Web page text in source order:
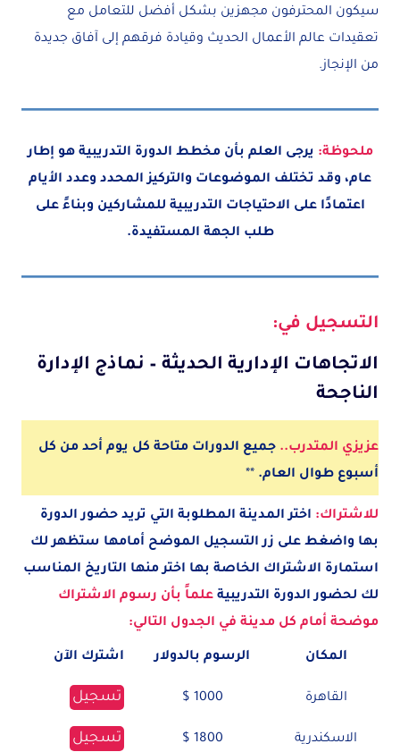
سيكون المحترفون مجهزين بشكل أفضل للتعامل مع
تعقيدات عالم الأعمال الحديث وقيادة فرقهم إلى آفاق جديدة
من الإنجاز.
ملحوظة: يرجى العلم بأن مخطط الدورة التدريبية هو إطار
عام، وقد تختلف الموضوعات والتركيز المحدد وعدد الأيام
اعتمادًا على الاحتياجات التدريبية للمشاركين وبناءً على
طلب الجهة المستفيدة.
التسجيل في:
الاتجاهات الإدارية الحديثة – نماذج الإدارة
الناجحة
عزيزي المتدرب.. جميع الدورات متاحة كل يوم أحد من كل
أسبوع طوال العام. **
للاشتراك: اختر المدينة المطلوبة التي تريد حضور الدورة
بها واضغط على زر التسجيل الموضح أمامها ستظهر لك
استمارة الاشتراك الخاصة بها اختر منها التاريخ المناسب
لك لحضور الدورة التدريبية علماً بأن رسوم الاشتراك
موضحة أمام كل مدينة في الجدول التالي:
المكان الرسوم بالدولار اشترك الآن
القاهرة 1000 $ تسجيل
الاسكندرية 1800 $ تسجيل